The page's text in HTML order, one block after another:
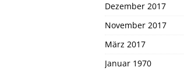
Dezember 2017
November 2017
März 2017
Januar 1970